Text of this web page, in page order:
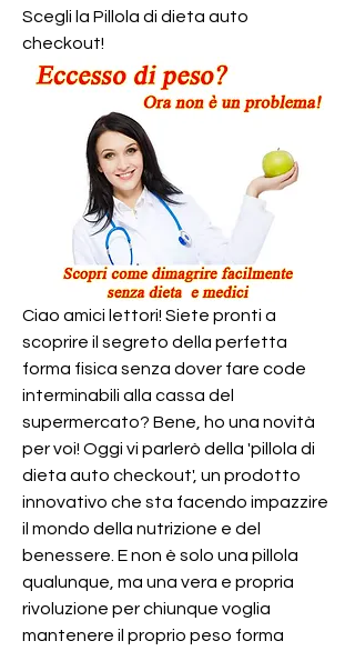
Scegli la Pillola di dieta auto
checkout!
Ciao amici lettori! Siete pronti a
scoprire il segreto della perfetta
forma fisica senza dover fare code
interminabili alla cassa del
supermercato? Bene, ho una novità
per voi! Oggi vi parlerò della 'pillola di
dieta auto checkout', un prodotto
innovativo che sta facendo impazzire
il mondo della nutrizione e del
benessere. E non è solo una pillola
qualunque, ma una vera e propria
rivoluzione per chiunque voglia
mantenere il proprio peso forma